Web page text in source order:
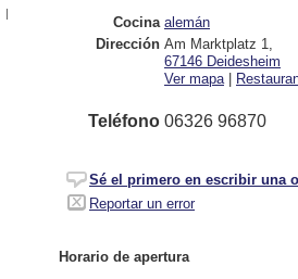
Cocina alemán
Dirección Am Marktplatz 1,
67146 Deidesheim
Ver mapa|
Teléfono 06326 96870
Sé el primero en escribir una
Reportar un error
Horario de apertura
|